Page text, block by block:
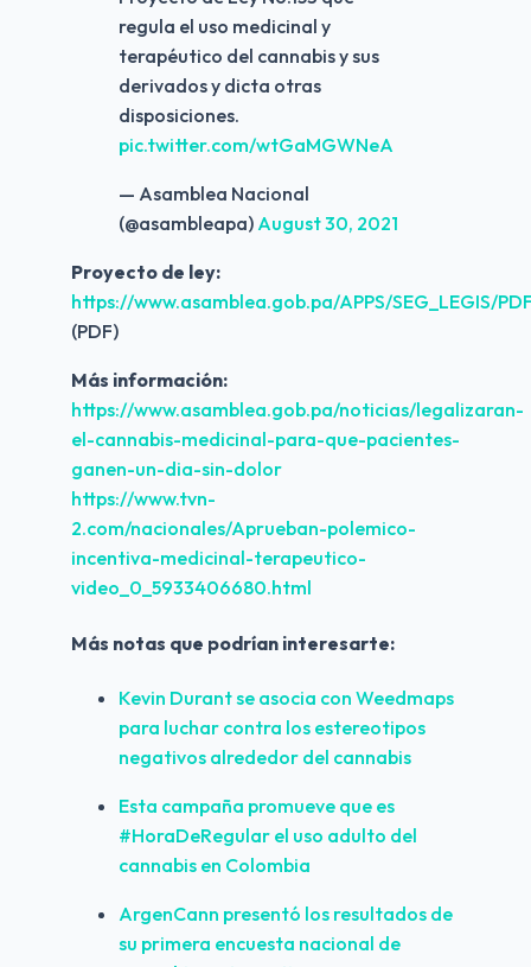
regula el uso medicinal y
terapéutico del cannabis y sus
derivados y dicta otras
disposiciones.
pic.twitter.com/wtGaMGWNeA
— Asamblea Nacional
(@asambleapa) August 30, 2021
Proyecto de ley:
https://www.asamblea.gob.pa/APPS/SEG_LEGIS/
(PDF)
Más información:
https://www.asamblea.gob.pa/noticias/legalizaran-
el-cannabis-medicinal-para-que-pacientes-
ganen-un-dia-sin-dolor
https://www.tvn-
2.com/nacionales/Aprueban-polemico-
incentiva-medicinal-terapeutico-
video_0_5933406680.html
Más notas que podrían interesarte:
Kevin Durant se asocia con Weedmaps
para luchar contra los estereotipos
negativos alrededor del cannabis
Esta campaña promueve que es
#HoraDeRegular el uso adulto del
cannabis en Colombia
ArgenCann presentó los resultados de
su primera encuesta nacional de